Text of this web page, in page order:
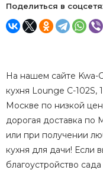
Поделиться в
На нашем сайте Kwa-
кухня Lounge C-
Москве по низкой
дорогая доставка по
или при получении
кухня для дачи! Если
благоустройство